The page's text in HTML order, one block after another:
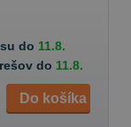
do 11.8.
do 11.8.
Do košíka